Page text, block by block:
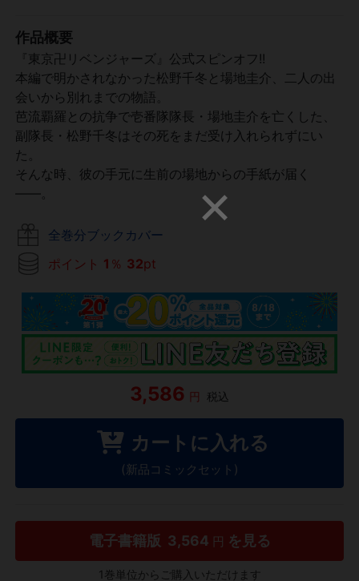
作品概要
『東京卍リベンジャーズ』公式スピンオフ!!
本編で明かされなかった松野千冬と場地圭介、二人の出
会いから別れまでの物語。
芭流覇羅との抗争で壱番隊隊長・場地圭介を亡くした、
副隊長・松野千冬はその死をまだ受け入れられずにい
た。
そんな時、彼の手元に生前の場地からの手紙が届く
全巻分ブックカバー
ポイント 1 ％ 32pt
3,586 円 税込
カートに入れる
(新品コミックセット)
電子書籍版 3,564 円 を見る
1巻単位からご購入いただけます